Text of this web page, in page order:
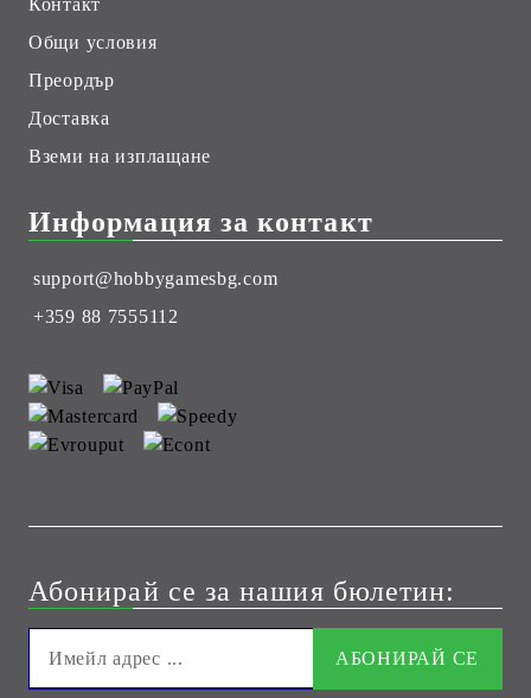
Контакт
Общи условия
Преордър
Доставка
Вземи на изплащане
Информация за контакт
support@hobbygamesbg.com
+359 88 7555112
Абонирай се за нашия бюлетин: